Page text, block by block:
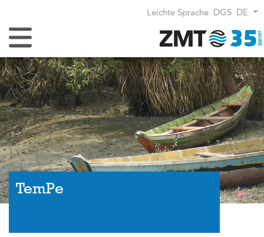
Leichte Sprache DGS DE
Navigation umschalten
TemPe